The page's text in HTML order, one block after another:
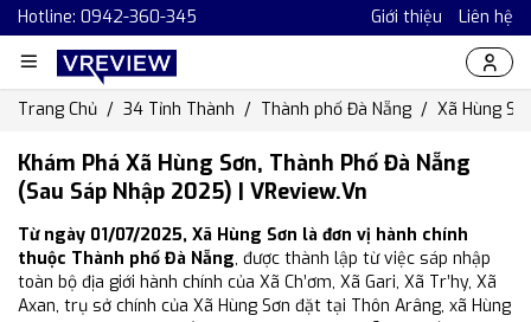
Hotline: 0942-360-345 Giới thiệu Liên hệ
Trang Chủ 34 Tỉnh Thành Thành phố Đà Nẵng Xã Hùng
Khám Phá Xã Hùng Sơn, Thành Phố Đà Nẵng
(Sau Sáp Nhập 2025) | VReview.vn
Từ ngày 01/07/2025, Xã Hùng Sơn là đơn vị hành chính
thuộc Thành phố Đà Nẵng, được thành lập từ việc sáp nhập
toàn bộ địa giới hành chính của Xã Ch’ơm, Xã Gari, Xã Tr’hy, Xã
Axan, trụ sở chính của Xã Hùng Sơn đặt tại Thôn Arâng, xã Hùng